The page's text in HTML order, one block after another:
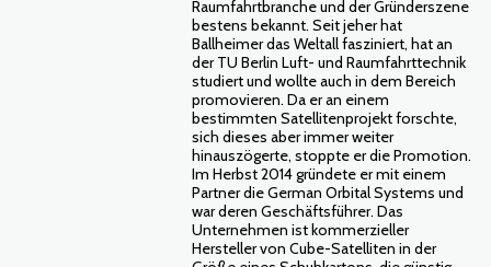
Raumfahrtbranche und der Gründerszene
bestens bekannt. Seit jeher hat
Ballheimer das Weltall fasziniert, hat an
der TU Berlin Luft- und Raumfahrttechnik
studiert und wollte auch in dem Bereich
promovieren. Da er an einem
bestimmten Satellitenprojekt forschte,
sich dieses aber immer weiter
hinauszögerte, stoppte er die Promotion.
Im Herbst 2014 gründete er mit einem
Partner die German Orbital Systems und
war deren Geschäftsführer. Das
Unternehmen ist kommerzieller
Hersteller von Cube-Satelliten in der